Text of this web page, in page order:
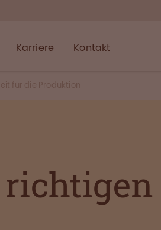
Karriere Kontakt
für die Produktion